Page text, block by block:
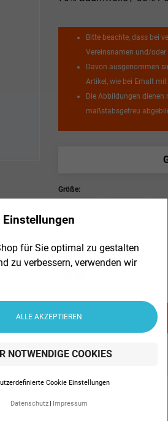
Einstellungen
für Sie optimal zu gestalten
zu verbessern, verwenden wir
ALLE AKZEPTIEREN
NOTWENDIGE COOKIES
Cookie Einstellungen
Datenschutz Impressum
Bitte beachte, dass bei
Vereinsnamen und/oder
Davon ausgenommen
Artikel, wie bei Erhalt
Die Abbildungen dienen
maßstabsgetreu
Größe:
Farbe :
-